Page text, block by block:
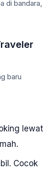
di bandara,
baru
lewat
Cocok